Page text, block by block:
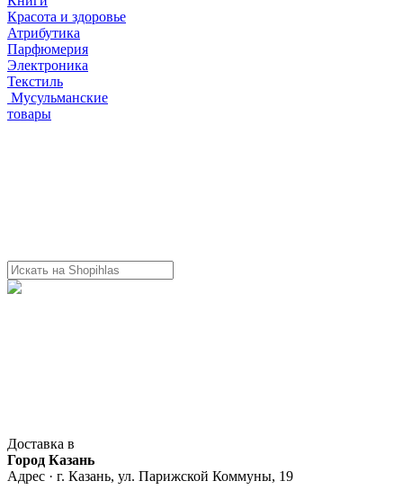
Красота и здоровье
Атрибутика
Парфюмерия
Электроника
Текстиль
Мусульманские
товары
Доставка в
Город Казань
Адрес · г. Казань, ул. Парижской Коммуны, 19